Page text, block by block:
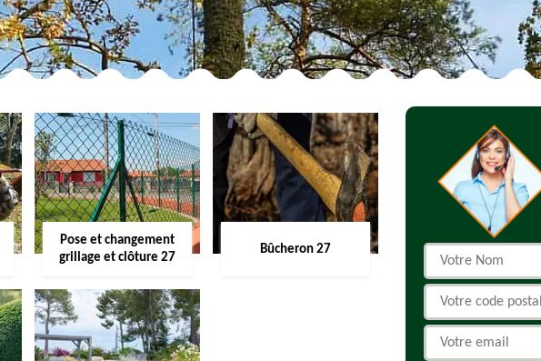
Pose et changement
grillage et clôture 27
Bûcheron 27